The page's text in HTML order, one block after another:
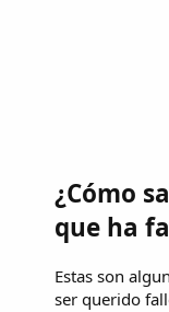
¿Cómo
que ha
Estas son
ser querido